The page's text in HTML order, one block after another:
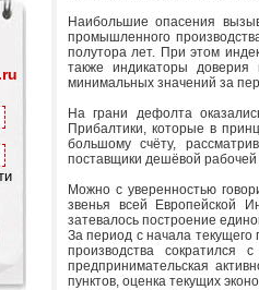
Наибольшие опасения
промышленного
полутора лет. При этом
также индикаторы доверия
минимальных значений за
На грани дефолта
Прибалтики, которые в
большому счёту,
поставщики дешёвой
Можно с уверенностью
звенья всей Европейской
затевалось построение
За период с начала
производства
предпринимательская
пунктов, оценка текущих